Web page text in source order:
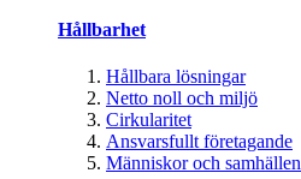
Hållbarhet
Hållbara lösningar
Netto noll och miljö
Cirkularitet
Ansvarsfullt företagande
Människor och samhällen